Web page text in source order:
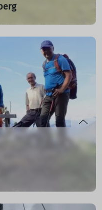
sich früh morgens
DAV Sektion auf den
bei Samerberg,
unbekannter Vorberg